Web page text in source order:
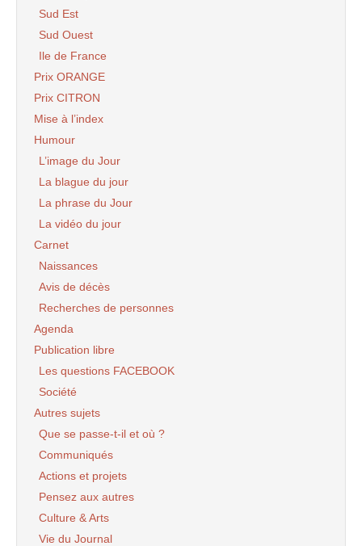
Sud Est
Sud Ouest
Ile de France
Prix ORANGE
Prix CITRON
Mise à l’index
Humour
L’image du Jour
La blague du jour
La phrase du Jour
La vidéo du jour
Carnet
Naissances
Avis de décès
Recherches de personnes
Agenda
Publication libre
Les questions FACEBOOK
Société
Autres sujets
Que se passe-t-il et où ?
Communiqués
Actions et projets
Pensez aux autres
Culture & Arts
Vie du Journal